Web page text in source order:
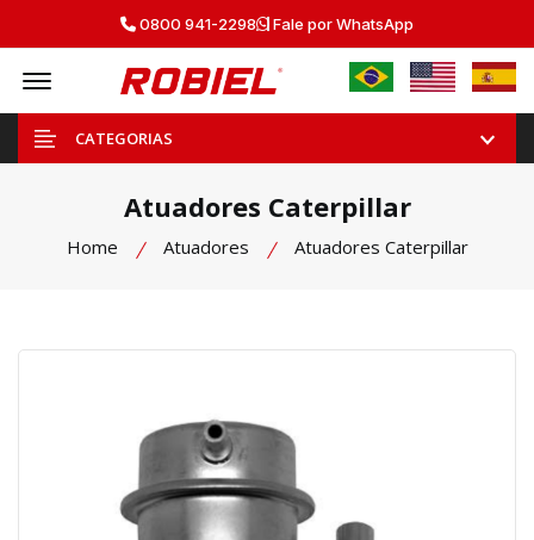
0800 941-2298 Fale por WhatsApp
Offcanvas Menu Open
CATEGORIAS
Atuadores Caterpillar
Home Atuadores Atuadores Caterpillar